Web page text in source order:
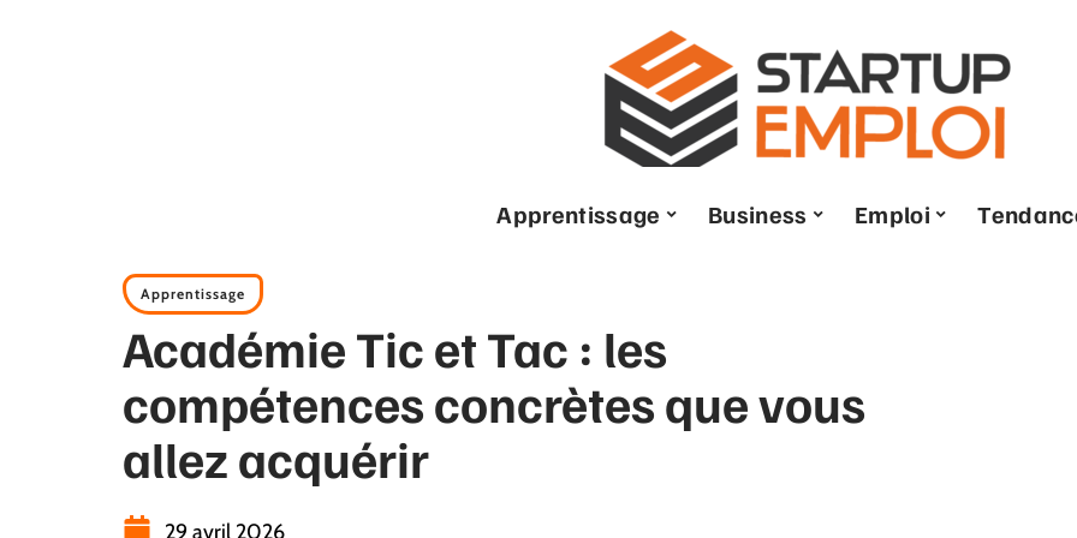
Apprentissage Business Emploi
Apprentissage
Académie Tic et Tac : les
compétences concrètes que vous
allez acquérir
29 avril 2026